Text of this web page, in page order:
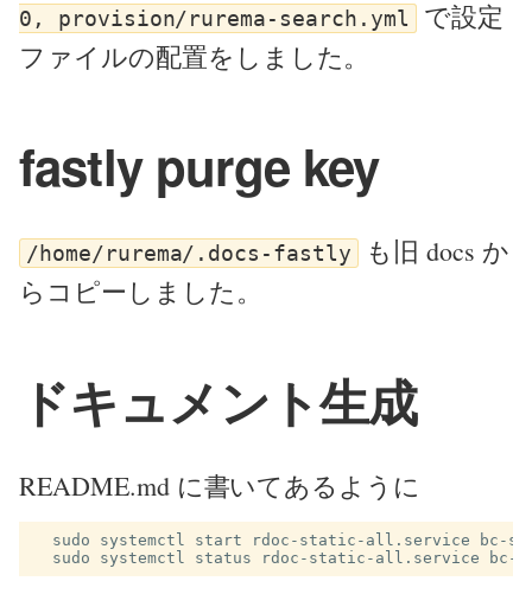
0, provision/rurema-search.yml で設定
ファイルの配置をしました。
fastly purge key
/home/rurema/.docs-fastly も旧 docs か
らコピーしました。
ドキュメント生成
README.md に書いてあるように
sudo systemctl start rdoc-static-all.service bc-